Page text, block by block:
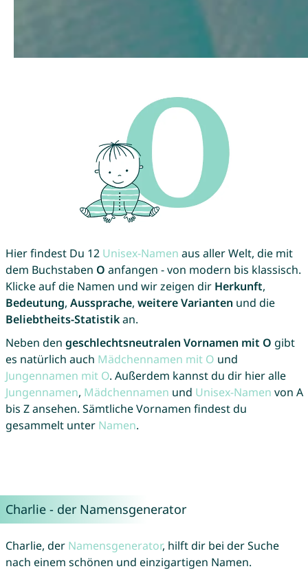
Hier findest Du 12 Unisex-Namen aus aller Welt, die mit
dem Buchstaben O anfangen - von modern bis klassisch.
Klicke auf die Namen und wir zeigen dir Herkunft,
Bedeutung, Aussprache, weitere Varianten und die
Beliebtheits-Statistikan.
Neben den geschlechtsneutralen Vornamen mit O gibt
es natürlich auch Mädchennamen mit O und
Jungennamen mit O. Außerdem kannst du dir hier alle
Jungennamen, Mädchennamen und Unisex-Namen von A
bis Z ansehen. Sämtliche Vornamen findest du
gesammelt unter Namen.
Charlie - der Namensgenerator
Charlie, der Namensgenerator, hilft dir bei der Suche
nach einem schönen und einzigartigen Namen.